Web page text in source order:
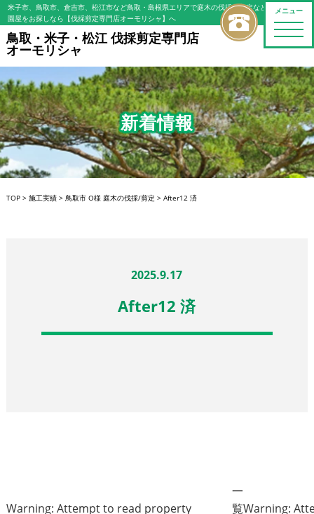
メニュー
toggle
米子市、鳥取市、倉吉市、松江市など鳥取・島根県エリアで庭木の伐採・剪定などの植木屋/造
園屋をお探しなら【伐採剪定専門店オーモリシャ】へ
鳥取・米子・松江 伐採剪定専門店
オーモリシャ
新着情報
TOP> 施工実績> 鳥取市 O様 庭木の伐採/剪定 > After12 済
2025.9.17
After12 済
Warning: Attempt to read property
一
覧Warning: